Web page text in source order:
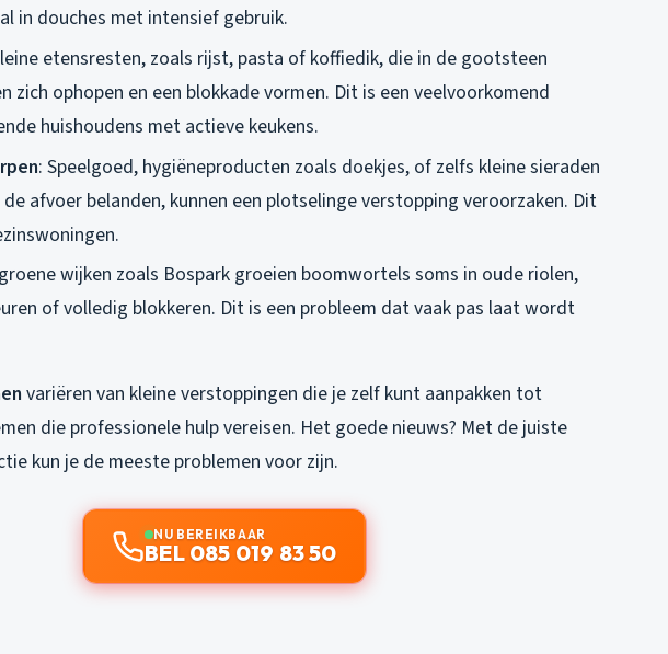
in douches met intensief gebruik.
etensresten, zoals rijst, pasta of koffiedik, die in de gootsteen
zich ophopen en een blokkade vormen. Dit is een veelvoorkomend
huishoudens met actieve keukens.
: Speelgoed, hygiëneproducten zoals doekjes, of zelfs kleine sieraden
afvoer belanden, kunnen een plotselinge verstopping veroorzaken. Dit
wijken zoals Bospark groeien boomwortels soms in oude riolen,
of volledig blokkeren. Dit is een probleem dat vaak pas laat wordt
variëren van kleine verstoppingen die je zelf kunt aanpakken tot
die professionele hulp vereisen. Het goede nieuws? Met de juiste
kun je de meeste problemen voor zijn.
NU BEREIKBAAR
BEL 085 019 83 50